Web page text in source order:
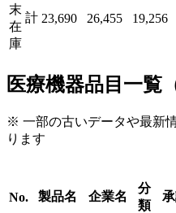
末
在
庫
計 23,690 26,455 19,256
医療機器品目一覧
※ 一部の古いデータや最新
ります
No. 製品名 企業名
分
類